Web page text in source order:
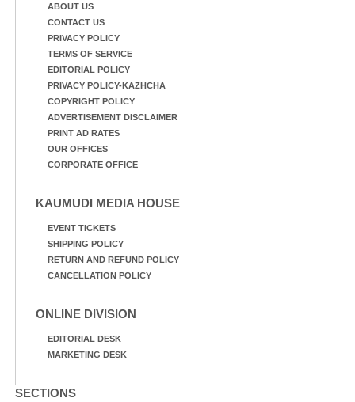
ABOUT US
CONTACT US
PRIVACY POLICY
TERMS OF SERVICE
EDITORIAL POLICY
PRIVACY POLICY-KAZHCHA
COPYRIGHT POLICY
ADVERTISEMENT DISCLAIMER
PRINT AD RATES
OUR OFFICES
CORPORATE OFFICE
KAUMUDI MEDIA HOUSE
EVENT TICKETS
SHIPPING POLICY
RETURN AND REFUND POLICY
CANCELLATION POLICY
ONLINE DIVISION
EDITORIAL DESK
MARKETING DESK
SECTIONS